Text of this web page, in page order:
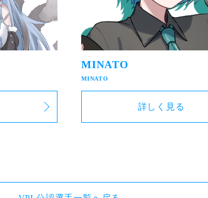
MINATO
詳しく見る